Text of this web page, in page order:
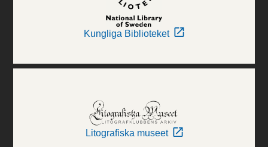
Kungliga Biblioteket
Litografiska museet